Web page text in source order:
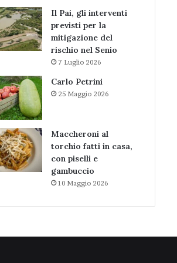
Il Pai, gli interventi
previsti per la
mitigazione del
rischio nel Senio
7 Luglio 2026
Carlo Petrini
25 Maggio 2026
Maccheroni al
torchio fatti in casa,
con piselli e
gambuccio
10 Maggio 2026